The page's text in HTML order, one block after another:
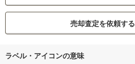
売却査定を依頼する
ラベル・アイコンの意味